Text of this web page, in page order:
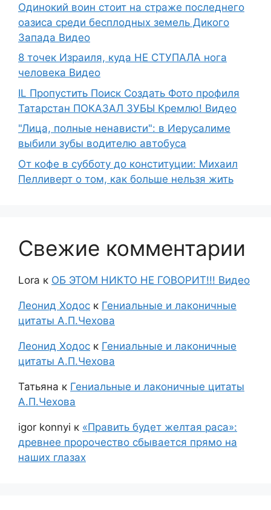
Одинокий воин стоит на страже последнего
оазиса среди бесплодных земель Дикого
Запада Видео
8 точек Израиля, куда НЕ СТУПАЛА нога
человека Видео
IL Пропустить Поиск Создать Фото профиля
Татарстан ПОКАЗАЛ ЗУБЫ Кремлю! Видео
"Лица, полные ненависти": в Иерусалиме
выбили зубы водителю автобуса
От кофе в субботу до конституции: Михаил
Пелливерт о том, как больше нельзя жить
Свежие комментарии
Lora к ОБ ЭТОМ НИКТО НЕ ГОВОРИТ!!! Видео
Леонид Ходос к Гениальные и лаконичные
цитаты А.П.Чехова
Леонид Ходос к Гениальные и лаконичные
цитаты А.П.Чехова
Татьяна к Гениальные и лаконичные цитаты
А.П.Чехова
igor konnyi к «Править будет желтая раса»:
древнее пророчество сбывается прямо на
наших глазах